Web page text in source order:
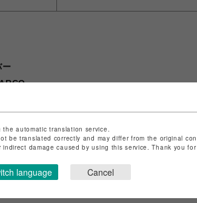
ー
基づく表記は
automatic translation service.
be translated correctly and may differ from the original
damage caused by using this service. Thank you
language Cancel